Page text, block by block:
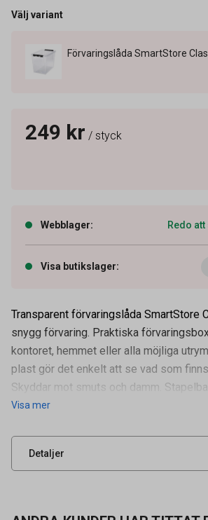
Välj variant
249 kr / styck
Webblager: Redo
Visa butikslager:
Transparent förvaringslåda SmartStore
snygg förvaring. Praktiska
kontoret, hemmet eller alla möjliga
plast gör det enkelt att se vad som
Skyddar mot smuts och damm.
Visa mer
Detaljer
Artikelnummer
Leverantörens
UNSPSC